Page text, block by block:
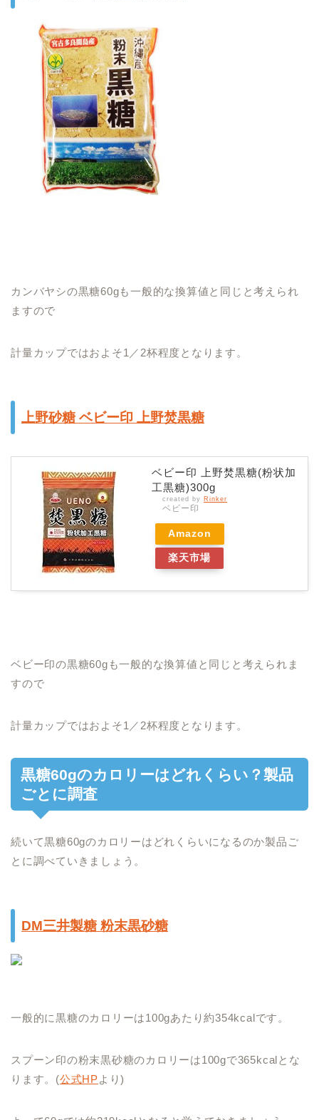
カンバヤシの黒糖60gも一般的な換算値と同じと考えられ
ますので
計量カップではおよそ1／2杯程度となります。
上野砂糖 ベビー印 上野焚黒糖
ベビー印 上野焚黒糖(粉状加
工黒糖)300g
created by Rinker
ベビー印
Amazon
楽天市場
ベビー印の黒糖60gも一般的な換算値と同じと考えられま
すので
計量カップではおよそ1／2杯程度となります。
黒糖60gのカロリーはどれくらい？製品
ごとに調査
続いて黒糖60gのカロリーはどれくらいになるのか製品ご
とに調べていきましょう。
DM三井製糖 粉末黒砂糖
一般的に黒糖のカロリーは100gあたり約354kcalです。
スプーン印の粉末黒砂糖のカロリーは100gで365kcalとな
ります。(公式HPより)